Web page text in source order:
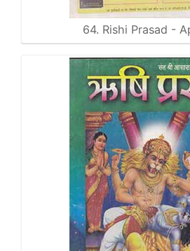
64. Rishi Prasad -